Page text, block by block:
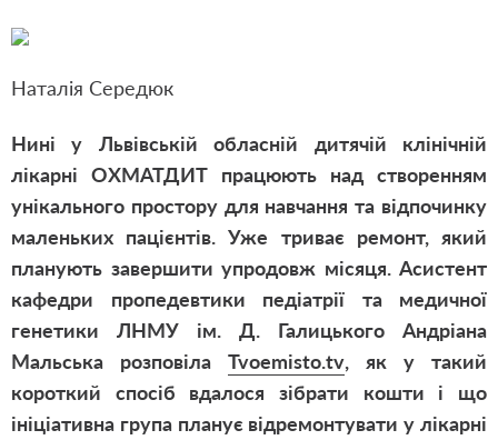
Наталія Середюк
Нині у Львівській обласній дитячій клінічній
лікарні ОХМАТДИТ працюють над створенням
унікального простору для навчання та відпочинку
маленьких пацієнтів. Уже триває ремонт, який
планують завершити упродовж місяця. Асистент
кафедри пропедевтики педіатрії та медичної
генетики ЛНМУ ім. Д. Галицького Андріана
Мальська розповіла Tvoemisto.tv, як у такий
короткий спосіб вдалося зібрати кошти і що
ініціативна група планує відремонтувати у лікарні